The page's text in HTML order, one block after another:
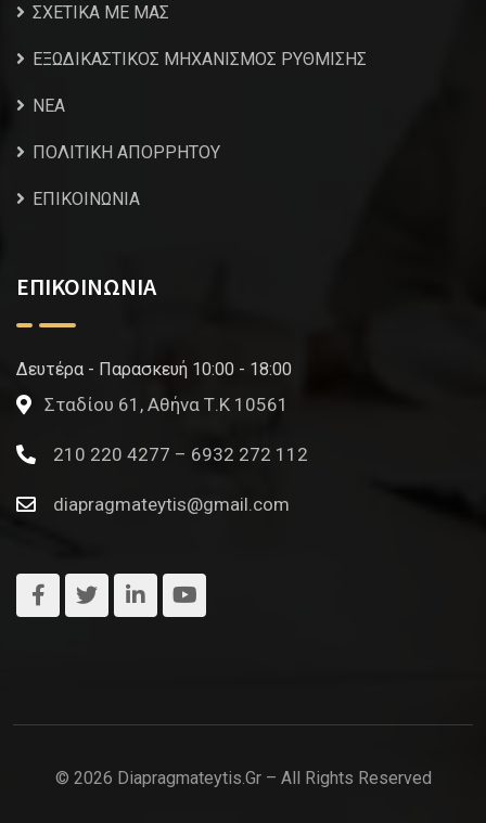
ΣΧΕΤΙΚΑ ΜΕ ΜΑΣ
ΕΞΩΔΙΚΑΣΤΙΚΟΣ ΜΗΧΑΝΙΣΜΟΣ ΡΥΘΜΙΣΗΣ
NEA
ΠΟΛΙΤΙΚΗ ΑΠΟΡΡΗΤΟΥ
ΕΠΙΚΟΙΝΩΝΙΑ
ΕΠΙΚΟΙΝΩΝΙΑ
Δευτέρα - Παρασκευή 10:00 - 18:00
Σταδίου 61, Αθήνα Τ.Κ 10561
210 220 4277 – 6932 272 112
diapragmateytis@gmail.com
© 2026 Diapragmateytis.gr – All Rights Reserved